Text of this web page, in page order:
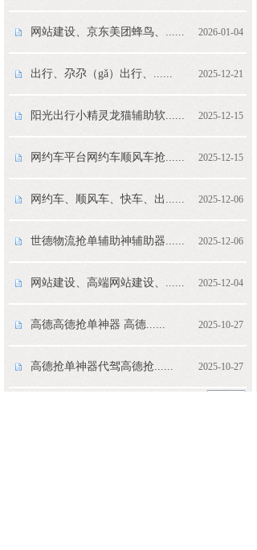
网站建设、京东美团蜂鸟、...... 2026-01-04
出行、尕尕（gǎ）出行、...... 2025-12-21
阳光出行小精灵龙猫辅助软...... 2025-12-15
网约车平台网约车顺风车抢...... 2025-12-15
网约车、顺风车、快车、出...... 2025-12-06
世德物流抢单辅助神辅助器...... 2025-12-06
网站建设、高端网站建设、...... 2025-12-04
高德高德抢单神器 高德...... 2025-10-27
高德抢单神器代驾高德抢...... 2025-10-27